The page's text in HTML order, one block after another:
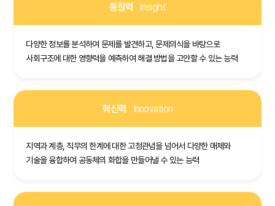
통찰력 Insight
다양한 정보를 분석하여 문제를 발견하고, 문제의식을 바탕으로
사회구조에 대한 영향력을 예측하여 해결 방법을 고안할 수 있는 능력
혁신력 Innovation
지역과 계층, 직무의 한계에 대한 고정관념을 넘어서 다양한 매체와
기술을 융합하여 공동체의 화합을 만들어낼 수 있는 능력